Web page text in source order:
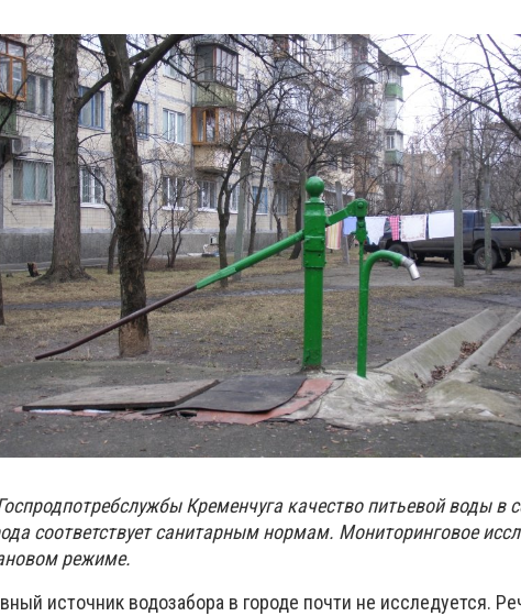
Кременчуга качество питьевой воды в
соответствует санитарным нормам. Мониторинговое
режиме.
источник водозабора в городе почти не исследуется.